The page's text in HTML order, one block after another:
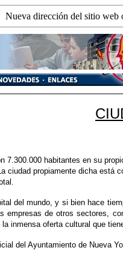
Nueva dirección del sitio
7.300.000 habitantes en su
ciudad propiamente dicha
del mundo, y si bien hace
empresas de otros sectores,
inmensa oferta cultural que
del Ayuntamiento de Nueva